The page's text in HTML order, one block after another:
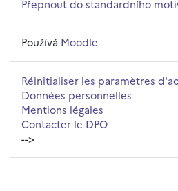
Přepnout do standardního
Používá Moodle
Réinitialiser les paramètres
Données personnelles
Mentions légales
Contacter le DPO
-->